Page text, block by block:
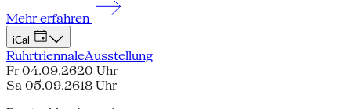
Mehr erfahren
iCal
RuhrtriennaleAusstellung
Fr 04.09.2620 Uhr
Sa 05.09.2618 Uhr